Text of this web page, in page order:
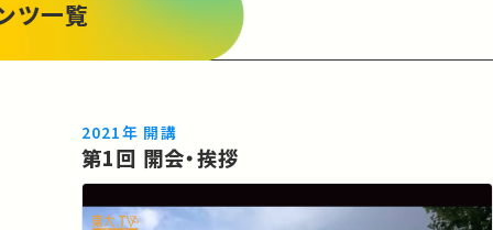
ツ一覧
2021年 開講
第1回 開会・挨拶